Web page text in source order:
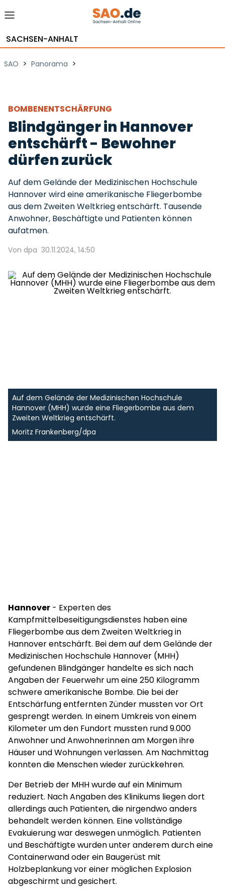
SACHSEN-ANHALT
SAO > Panorama >
BOMBENENTSCHÄRFUNG
Blindgänger in Hannover
entschärft - Bewohner
dürfen zurück
Auf dem Gelände der Medizinischen Hochschule
Hannover wird eine amerikanische Fliegerbombe
aus dem Zweiten Weltkrieg entschärft. Tausende
Anwohner, Beschäftigte und Patienten können
aufatmen.
Von dpa 30.11.2024, 14:50
Auf dem Gelände der Medizinischen Hochschule
Hannover (MHH) wurde eine Fliegerbombe aus dem
Zweiten Weltkrieg entschärft.
Moritz Frankenberg/dpa
Hannover - Experten des
Kampfmittelbeseitigungsdienstes haben eine
Fliegerbombe aus dem Zweiten Weltkrieg in
Hannover entschärft. Bei dem auf dem Gelände der
Medizinischen Hochschule Hannover (MHH)
gefundenen Blindgänger handelte es sich nach
Angaben der Feuerwehr um eine 250 Kilogramm
schwere amerikanische Bombe. Die bei der
Entschärfung entfernten Zünder mussten vor Ort
gesprengt werden. In einem Umkreis von einem
Kilometer um den Fundort mussten rund 9.000
Anwohner und Anwohnerinnen am Morgen ihre
Häuser und Wohnungen verlassen. Am Nachmittag
konnten die Menschen wieder zurückkehren.
Der Betrieb der MHH wurde auf ein Minimum
reduziert. Nach Angaben des Klinikums liegen dort
allerdings auch Patienten, die nirgendwo anders
behandelt werden können. Eine vollständige
Evakuierung war deswegen unmöglich. Patienten
und Beschäftigte wurden unter anderem durch eine
Containerwand oder ein Baugerüst mit
Holzbeplankung vor einer möglichen Explosion
abgeschirmt und gesichert.